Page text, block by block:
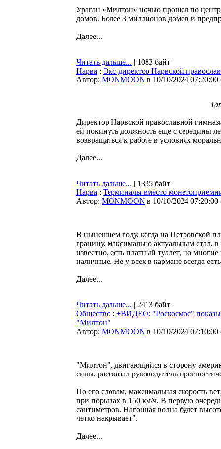
Ураган «Милтон» ночью прошел по
домов. Более 3 миллионов домов и
Далее...
Читать дальше... | 1083 байт
Нарва : Экс-директор Нарвской
Автор: MONMOON в 10/10/2024 07:20:00
Директор Нарвской православной
ей покинуть должность еще с середины
возвращаться к работе в условиях
Далее...
Читать дальше... | 1335 байт
Нарва : Терминалы вместо
Автор: MONMOON в 10/10/2024 07:20:00
В нынешнем году, когда на Петровской
границу, максимально актуальным стал,
известно, есть платный туалет, но
наличные. Не у всех в кармане всегда
Далее...
Читать дальше... | 2413 байт
Общество : +ВИДЕО: "Роскосмос"
"Милтон"
Автор: MONMOON в 10/10/2024 07:10:00
"Милтон", двигающийся в сторону
силы, рассказал руководитель
По его словам, максимальная скорость
при порывах в 150 км/ч. В первую
сантиметров. Нагонная волна будет
четко накрывает".
Далее...